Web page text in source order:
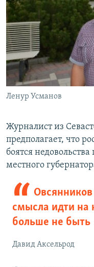
Ленур Усманов
​Журналист из
предполагает, что
боятся
местного
смысла идти
больше не быть
Давид Аксельрод